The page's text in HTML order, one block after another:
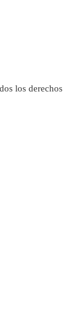
los derechos